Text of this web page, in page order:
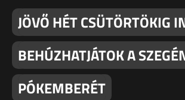
JÖVŐ HÉT CSÜTÖRTÖKIG
BEHÚZHATJÁTOK A
PÓKEMBERÉT